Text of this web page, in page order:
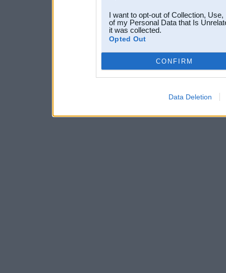
I want to opt-out of Collection,
of my Personal Data that Is
it was collected.
Opted Out
CONFIRM
Data Deletion